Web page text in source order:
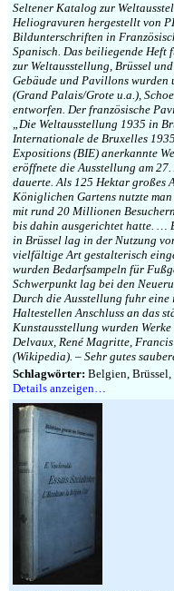
Seltener Katalog zur
Heliogravuren hergestellt von
Bildunterschriften in
Spanisch. Das beiliegende Heft
zur Weltausstellung, Brüssel
Gebäude und Pavillons wurden
(Grand Palais/Grote u.a.),
entworfen. Der französische
„Die Weltausstellung 1935 in
Internationale de Bruxelles
Expositions (BIE) anerkannte
eröffnete die Ausstellung am
dauerte. Als 125 Hektar großes
Königlichen Gartens nutzte
mit rund 20 Millionen
bis dahin ausgerichtet hatte. …
in Brüssel lag in der Nutzung
vielfältige Art gestalterisch
wurden Bedarfsampeln für
Schwerpunkt lag bei den
Durch die Ausstellung fuhr
Haltestellen Anschluss an das
Kunstausstellung wurden
Delvaux, René Magritte,
(Wikipedia). – Sehr gutes
Schlagwörter: Belgien,
Details anzeigen…